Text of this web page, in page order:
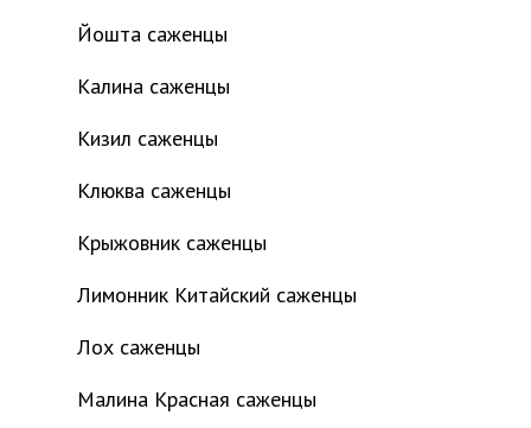
Йошта саженцы
Калина саженцы
Кизил саженцы
Клюква саженцы
Крыжовник саженцы
Лимонник Китайский саженцы
Лох саженцы
Малина Красная саженцы